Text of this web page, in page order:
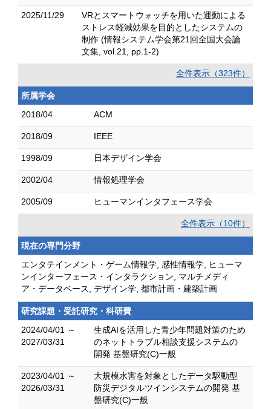
2025/11/29
VRとスマートウォッチを用いた運動による
ストレス軽減効果を目的としたシステムの
制作 (情報システム学会第21回全国大会論
文集, vol.21, pp.1-2)
全件表示（323件）
所属学会
2018/04
ACM
2018/09 IEEE
1998/09 日本デザイン学会
2002/04 情報処理学会
2005/09 ヒューマンインタフェース学会
全件表示（10件）
現在の専門分野
エンタテインメント・ゲーム情報学, 感性情報学, ヒューマ
ンインターフェース・インタラクション, マルチメディ
ア・データベース, デザイン学, 都市計画・建築計画
研究課題・受託研究・科研費
2024/04/01 ～
2027/03/31
生成AIを活用した青少年問題対策のため
のネットトラブル相談支援システムの
開発 基盤研究(C)一般
2023/04/01 ～
2026/03/31
大規模水害を対象としたデータ駆動型
防災デジタルツインシステムの開発 基
盤研究(C)一般